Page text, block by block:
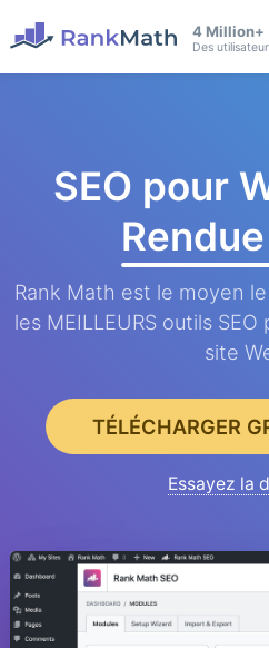
4 Million+
Des
SEO pour
Rank Math est le moyen
les MEILLEURS outils
site
TÉLÉCHARGER
Essayez la